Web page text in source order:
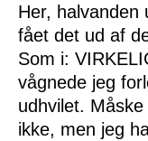
Her, halvanden
fået det ud af
Som i:
vågnede jeg
udhvilet.
ikke, men jeg